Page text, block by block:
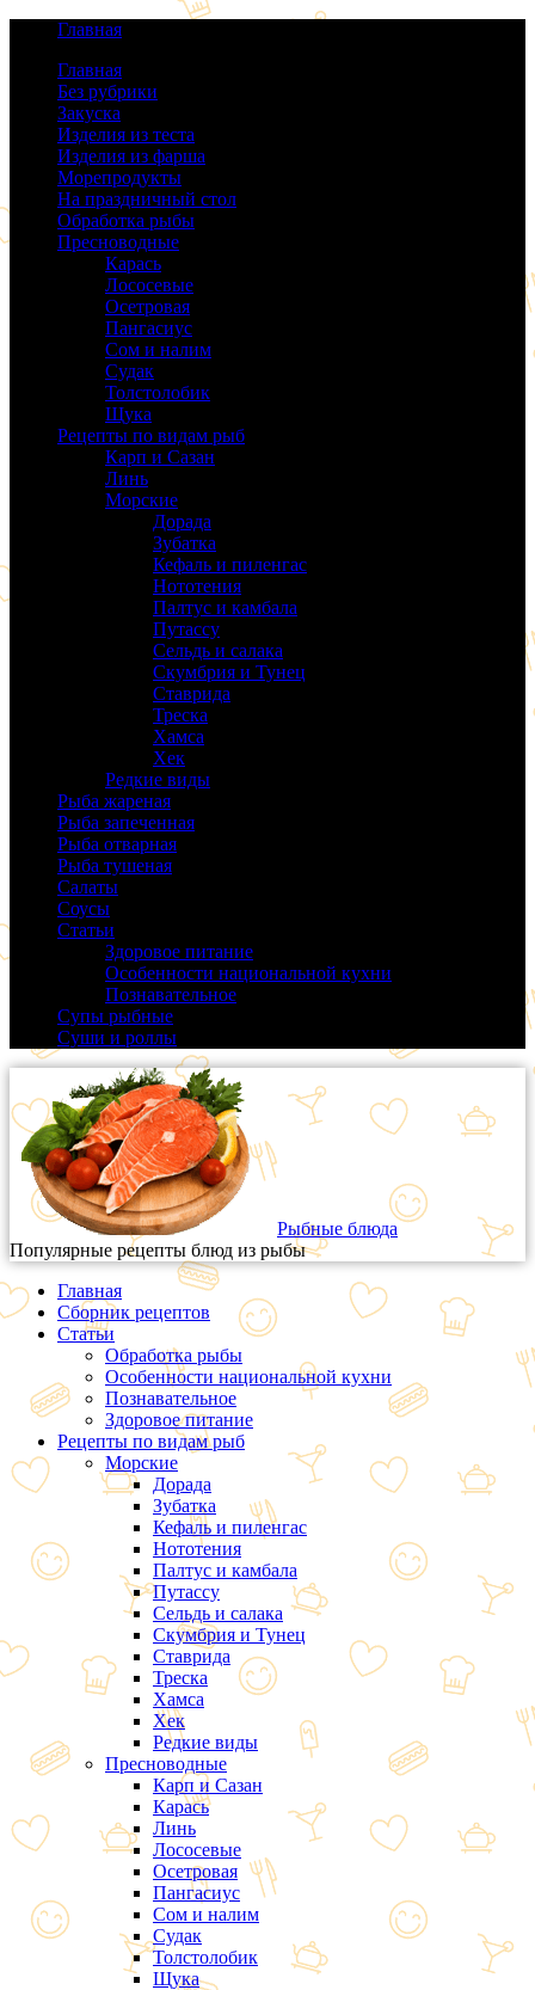
Главная
Главная
Без рубрики
Закуска
Изделия из теста
Изделия из фарша
Морепродукты
На праздничный стол
Обработка рыбы
Пресноводные
Карась
Лососевые
Осетровая
Пангасиус
Сом и налим
Судак
Толстолобик
Щука
Рецепты по видам рыб
Карп и Сазан
Линь
Морские
Дорада
Зубатка
Кефаль и пиленгас
Нототения
Палтус и камбала
Путассу
Сельдь и салака
Скумбрия и Тунец
Ставрида
Треска
Хамса
Хек
Редкие виды
Рыба жареная
Рыба запеченная
Рыба отварная
Рыба тушеная
Салаты
Соусы
Статьи
Здоровое питание
Особенности национальной кухни
Познавательное
Супы рыбные
Суши и роллы
Рыбные блюда
Популярные рецепты блюд из рыбы
Главная
Сборник рецептов
Статьи
Обработка рыбы
Особенности национальной кухни
Познавательное
Здоровое питание
Рецепты по видам рыб
Морские
Дорада
Зубатка
Кефаль и пиленгас
Нототения
Палтус и камбала
Путассу
Сельдь и салака
Скумбрия и Тунец
Ставрида
Треска
Хамса
Хек
Редкие виды
Пресноводные
Карп и Сазан
Карась
Линь
Лососевые
Осетровая
Пангасиус
Сом и налим
Судак
Толстолобик
Щука